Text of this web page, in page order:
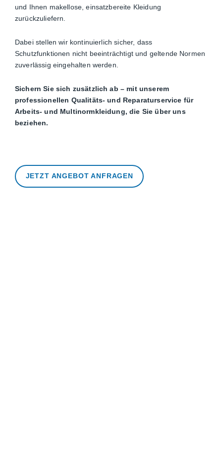
und Ihnen makellose, einsatzbereite Kleidung
zurückzuliefern.
Dabei stellen wir kontinuierlich sicher, dass
Schutzfunktionen nicht beeinträchtigt und geltende Normen
zuverlässig eingehalten werden.
Sichern Sie sich zusätzlich ab – mit unserem
professionellen Qualitäts- und Reparaturservice für
Arbeits- und Multinormkleidung, die Sie über uns
beziehen.
JETZT ANGEBOT ANFRAGEN